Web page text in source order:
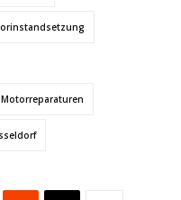
Motorreparaturen